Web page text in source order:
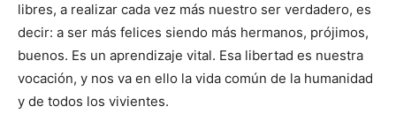
libres, a realizar cada vez más nuestro ser verdadero, es
decir: a ser más felices siendo más hermanos, prójimos,
buenos. Es un aprendizaje vital. Esa libertad es nuestra
vocación, y nos va en ello la vida común de la humanidad
y de todos los vivientes.